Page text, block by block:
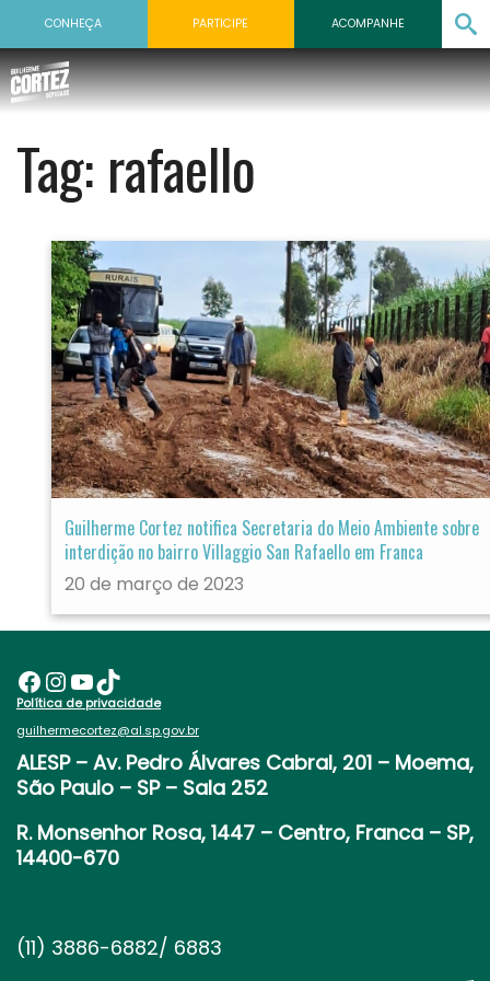
CONHEÇA PARTICIPE ACOMPANHE
Tag: rafaello
Guilherme Cortez notifica Secretaria do Meio Ambiente sobre
interdição no bairro Villaggio San Rafaello em Franca
20 de março de 2023
Facebook InstagramYoutube TikTok
Política de privacidade
guilhermecortez@al.sp.gov.br
ALESP – Av. Pedro Álvares Cabral, 201 – Moema,
São Paulo – SP – Sala 252
R. Monsenhor Rosa, 1447 – Centro, Franca – SP,
14400-670
(11) 3886-6882/ 6883